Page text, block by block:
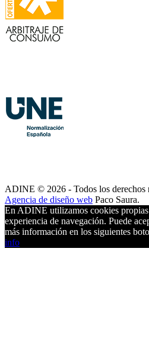
ADINE © 2026 - Todos los derechos
Agencia de diseño web Paco Saura.
En ADINE utilizamos cookies propias
experiencia de navegación. Puede
más información en los siguientes
info